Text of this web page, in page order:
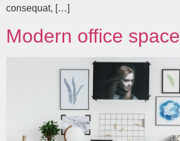
consequat, […]
Modern office space